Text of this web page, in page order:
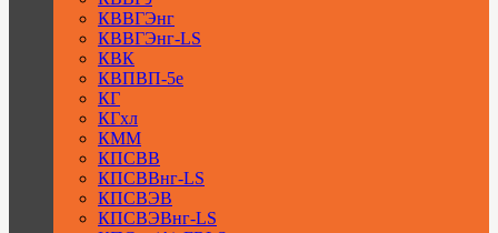
КВВГЭнг
КВВГЭнг-LS
КВК
КВПВП-5е
КГ
КГхл
КММ
КПСВВ
КПСВВнг-LS
КПСВЭВ
КПСВЭВнг-LS